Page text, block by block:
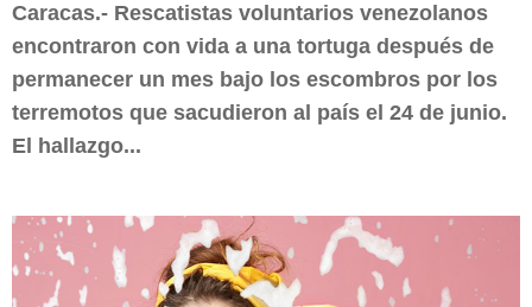
Caracas.- Rescatistas voluntarios venezolanos
encontraron con vida a una tortuga después de
permanecer un mes bajo los escombros por los
terremotos que sacudieron al país el 24 de junio.
El hallazgo...